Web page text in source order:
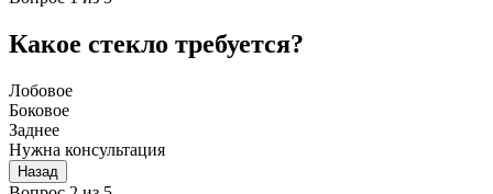
Какое стекло требуется?
Лобовое
Боковое
Заднее
Нужна консультация
Назад